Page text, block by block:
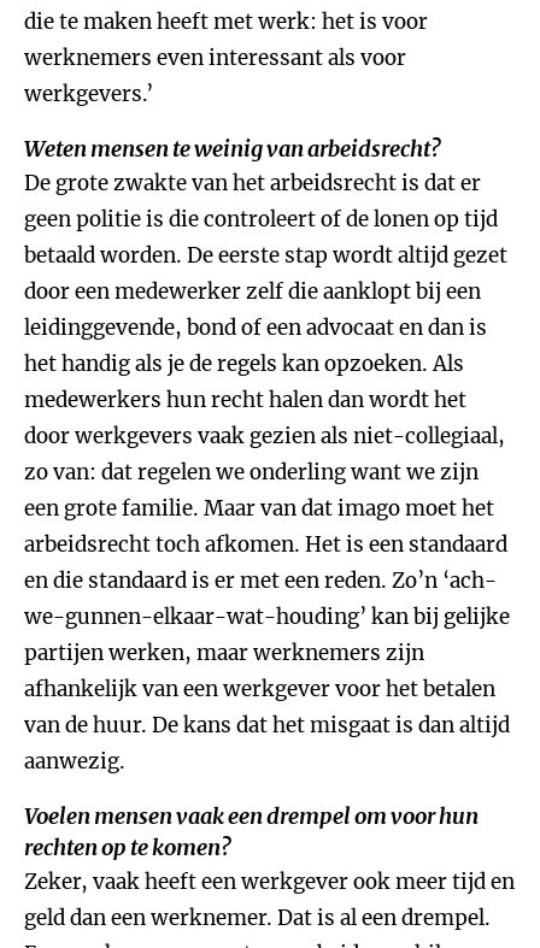
die te maken heeft met werk: het is voor
werknemers even interessant als voor
werkgevers.’
Weten mensen te weinig van arbeidsrecht?
De grote zwakte van het arbeidsrecht is dat er
geen politie is die controleert of de lonen op tijd
betaald worden. De eerste stap wordt altijd gezet
door een medewerker zelf die aanklopt bij een
leidinggevende, bond of een advocaat en dan is
het handig als je de regels kan opzoeken. Als
medewerkers hun recht halen dan wordt het
door werkgevers vaak gezien als niet-collegiaal,
zo van: dat regelen we onderling want we zijn
een grote familie. Maar van dat imago moet het
arbeidsrecht toch afkomen. Het is een standaard
en die standaard is er met een reden. Zo’n ‘ach-
we-gunnen-elkaar-wat-houding’ kan bij gelijke
partijen werken, maar werknemers zijn
afhankelijk van een werkgever voor het betalen
van de huur. De kans dat het misgaat is dan altijd
aanwezig.
Voelen mensen vaak een drempel om voor hun
rechten op te komen?
Zeker, vaak heeft een werkgever ook meer tijd en
geld dan een werknemer. Dat is al een drempel.